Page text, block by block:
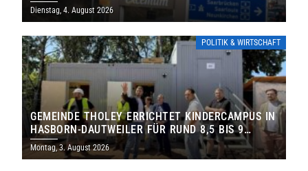
Dienstag, 4. August 2026
POLITIK & WIRTSCHAFT
GEMEINDE THOLEY ERRICHTET KINDERCAMPUS IN
HASBORN-DAUTWEILER FÜR RUND 8,5 BIS 9
MILLIONEN EURO
Montag, 3. August 2026